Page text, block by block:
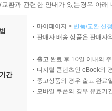
환과 관련한 안내가 있는경우 아
마이페이지 > 반품/교환 신
판매자 배송 상품은 판매자
간
출고 완료 후 10일 이내의
디지털 콘텐츠인 eBook의
중고상품의 경우 출고 완료
모바일 쿠폰의 경우 유효기